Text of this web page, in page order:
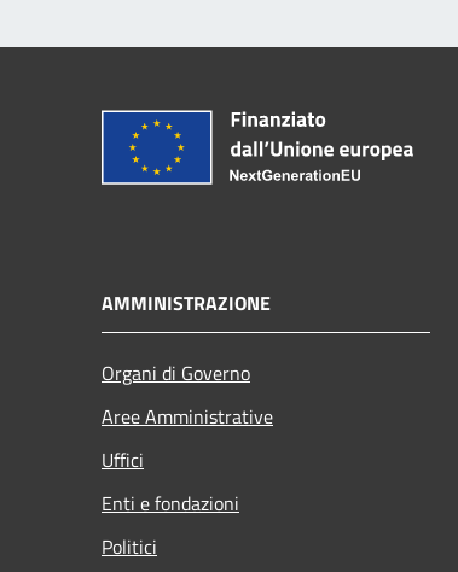
AMMINISTRAZIONE
Organi di Governo
Aree Amministrative
Uffici
Enti e fondazioni
Politici